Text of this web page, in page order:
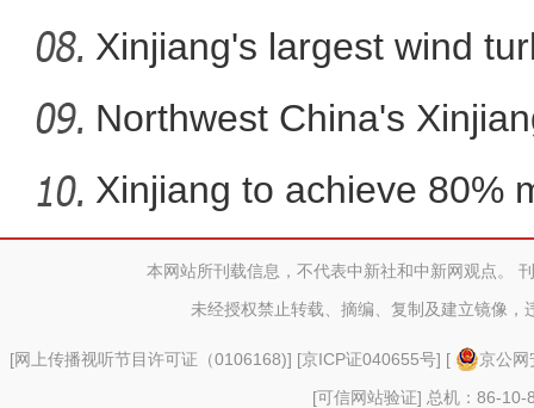
吉木乃县庆祝第二十三个
metr
Xinjiang's largest wind
Northwest China's
Xinjiang to achieve 80%
本网站所刊载信息，不代表中新社和中新网观点。
未经授权禁止转载、摘编、复制及建立镜像，
[网上传播视听节目许可证（0106168)] [京ICP证040655号] [
京公
[可信网站验证] 总机：86-10-